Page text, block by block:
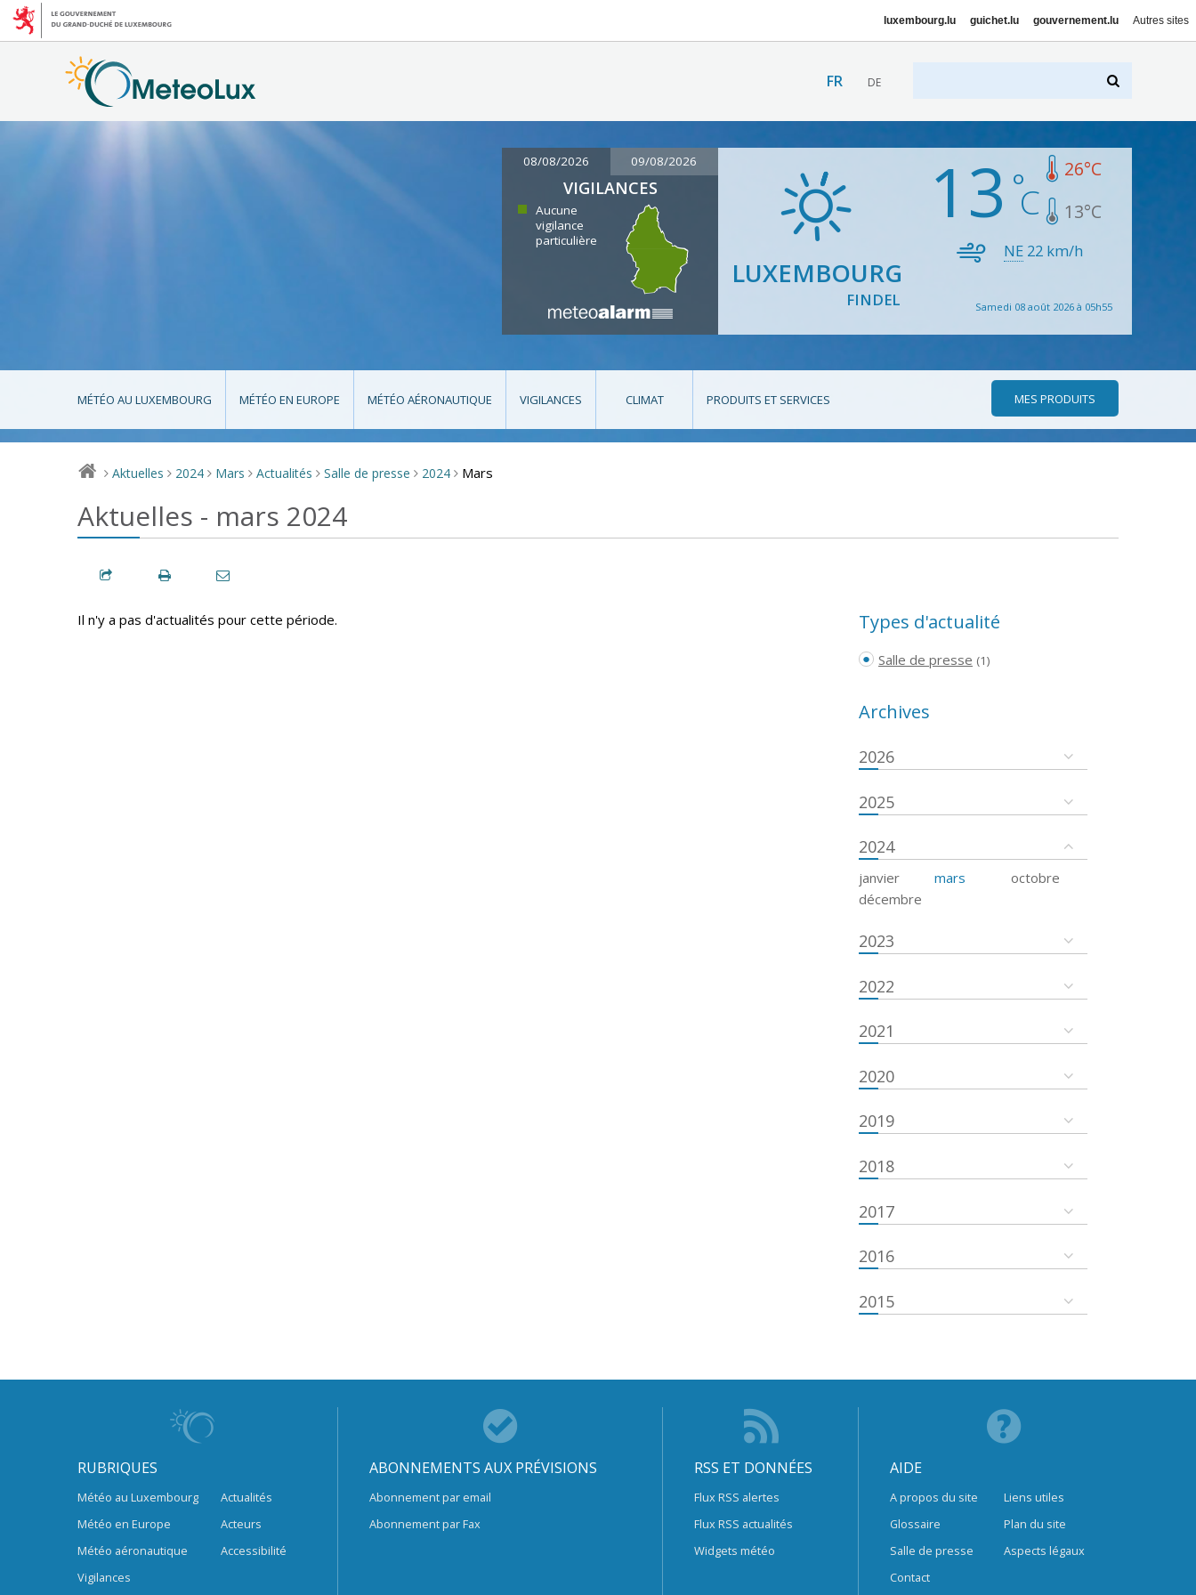
luxembourg.lu guichet.lu gouvernement.lu Autres sites
FR DE
08/08/2026 09/08/2026
VIGILANCES
Aucune
vigilance
particulière
LUXEMBOURG
FINDEL
13 26°C
13°C
NE 22 km/h
Samedi 08 août 2026 à 05h55
MÉTÉO AU LUXEMBOURG MÉTÉO EN EUROPE MÉTÉO AÉRONAUTIQUE VIGILANCES CLIMAT PRODUITS ET SERVICES MES PRODUITS
> Aktuelles > 2024 > Mars > Actualités > Salle de presse > 2024 > Mars
Aktuelles - mars 2024
Il n'y a pas d'actualités pour cette période. Types d'actualité
Salle de presse (1)
Archives
2026
2025
2024
janvier mars
octobre
décembre
2023
2022
2021
2020
2019
2018
2017
2016
2015
RUBRIQUES
Météo au Luxembourg
Météo en Europe
Météo aéronautique
Vigilances
Actualités
Acteurs
Accessibilité
ABONNEMENTS AUX PRÉVISIONS
Abonnement par email
Abonnement par Fax
RSS ET DONNÉES
Flux RSS alertes
Flux RSS actualités
Widgets météo
AIDE
A propos du site
Glossaire
Salle de presse
Contact
Liens utiles
Plan du site
Aspects légaux